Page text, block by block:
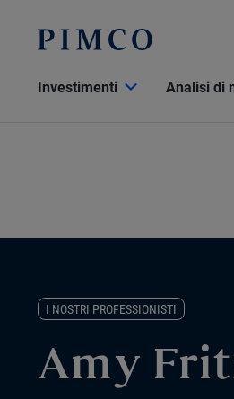
Investimenti Analisi di
I NOSTRI PROFESSIONISTI
Amy